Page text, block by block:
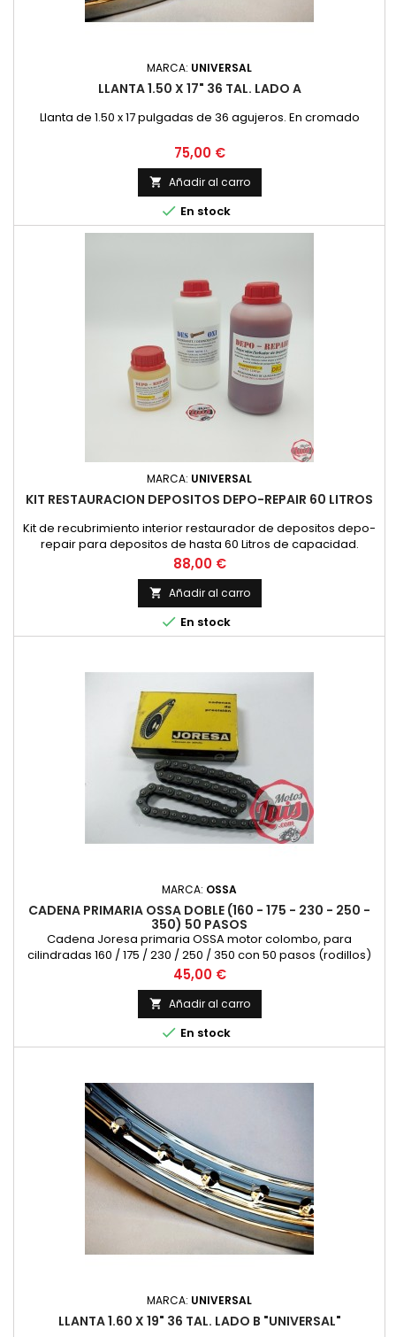
MARCA: UNIVERSAL
LLANTA 1.50 X 17" 36 TAL. LADO A
Llanta de 1.50 x 17 pulgadas de 36 agujeros. En cromado
Precio
75,00 €
 Añadir al carro
 En stock
MARCA: UNIVERSAL
KIT RESTAURACION DEPOSITOS DEPO-REPAIR 60 LITROS
Kit de recubrimiento interior restaurador de depositos depo-
repair para depositos de hasta 60 Litros de capacidad.
Valido tanto para depositos METALICOS como para depositos
de FIBRA DE VIDRIO / POLIESTER. Se suministra con
instrucciones de aplicacion.
Precio
88,00 €
 Añadir al carro
 En stock
MARCA: OSSA
CADENA PRIMARIA OSSA DOBLE (160 - 175 - 230 - 250 -
350) 50 PASOS
Cadena Joresa primaria OSSA motor colombo, para
cilindradas 160 / 175 / 230 / 250 / 350 con 50 pasos (rodillos)
Precio
45,00 €
 Añadir al carro
 En stock
MARCA: UNIVERSAL
LLANTA 1.60 X 19" 36 TAL. LADO B "UNIVERSAL"